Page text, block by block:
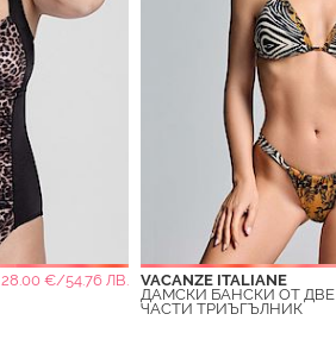
28.00 €/54.76 ЛВ.
VACANZE ITALIANE
ДАМСКИ БАНСКИ ОТ ДВЕ
ЧАСТИ ТРИЪГЪЛНИК